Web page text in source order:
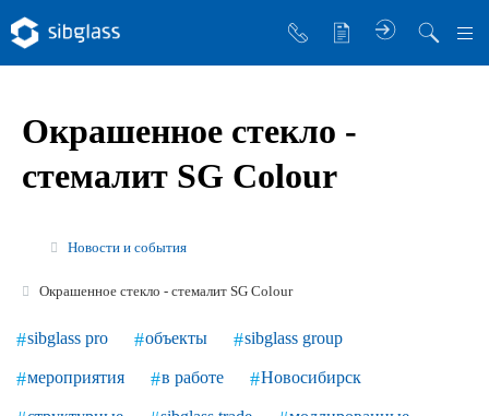
Управляющая компания
Sibglass Trade
Окрашенное стекло -
стемалит SG Colour
Новости и события
Окрашенное стекло - стемалит SG Colour
sibglass pro объекты sibglass group
мероприятия в работе Новосибирск